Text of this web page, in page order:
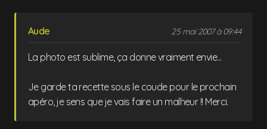
Aude 25 mai 2007 à 09:44
La photo est sublime, ça donne vraiment envie...
Je garde ta recette sous le coude pour le prochain
apéro, je sens que je vais faire un malheur !! Merci.